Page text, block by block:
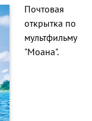
Почтовая
открытка по
мультфильму
"Моана".